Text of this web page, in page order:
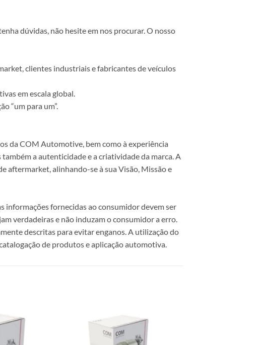
dúvidas, não hesite em nos procurar. O nosso
clientes industriais e fabricantes de veículos
em escala global.
“um para um”.
da COM Automotive, bem como à experiência
a autenticidade e a criatividade da marca. A
aftermarket, alinhando-se à sua Visão, Missão e
informações fornecidas ao consumidor devem ser
verdadeiras e não induzam o consumidor a erro.
descritas para evitar enganos. A utilização do
de produtos e aplicação automotiva.